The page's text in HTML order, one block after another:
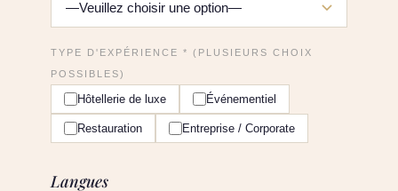
TYPE D'EXPÉRIENCE * (PLUSIEURS CHOIX
POSSIBLES)
Hôtellerie de luxe Événementiel
Restauration Entreprise / Corporate
Langues